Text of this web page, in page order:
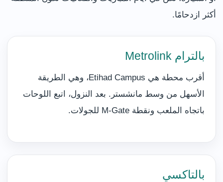
أكثر ازدحامًا.
بالترام Metrolink
أقرب محطة هي Etihad Campus، وهي الطريقة
الأسهل من وسط مانشستر. بعد النزول، اتبع اللوحات
باتجاه الملعب ونقطة M-Gate للجولات.
بالتاكسي